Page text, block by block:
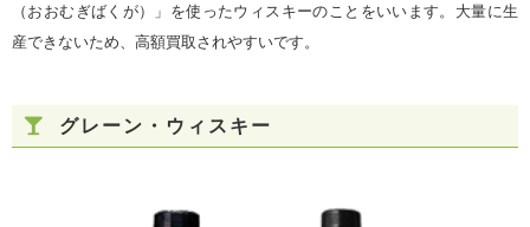
（おおむぎばくが）」を使ったウィスキーのことをいいます。大量に生
産できないため、高額買取されやすいです。
グレーン・ウィスキー